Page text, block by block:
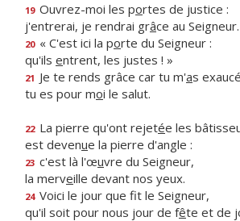
19 Ouvrez-moi les portes de justice :
j'entrerai, je rendrai grâce au Seigneur.
20 « C'est ici la porte du Seigneur :
qu'ils entrent, les justes ! »
21 Je te rends grâce car tu m'as
tu es pour moi le salut.
22 La pierre qu'ont rejetée les
est devenue la pierre d'angle :
23 c'est là l'œuvre du Seigneur,
la merveille devant nos yeux.
24 Voici le jour que ft le Seigneur,
qu'il soit pour nous jour de fête et de